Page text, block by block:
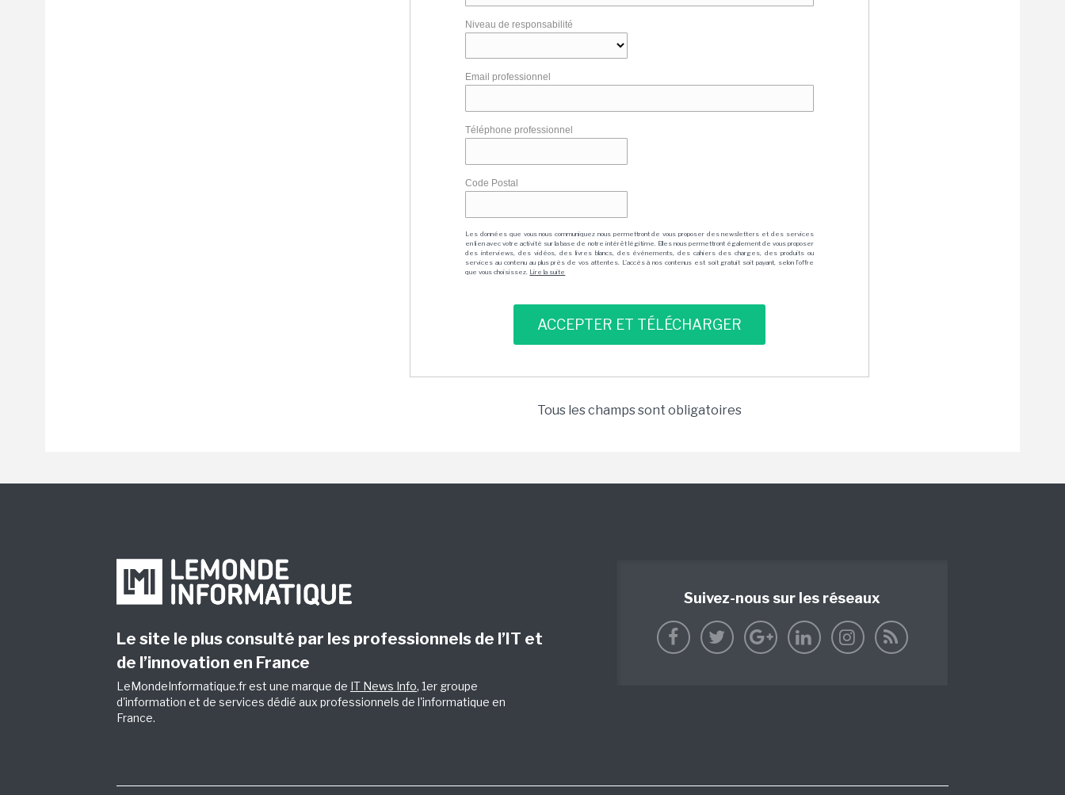
Niveau de responsabilité
Email professionnel
Téléphone professionnel
Code Postal
Les données que vous nous communiquez nous permettront de vous proposer des newsletters et des services
en lien avec votre activité sur la base de notre intérêt légitime. Elles nous permettront également de vous proposer
des interviews, des vidéos, des livres blancs, des événements, des cahiers des charges, des produits ou
services au contenu au plus près de vos attentes. L'accès à nos contenus est soit gratuit soit payant, selon l'offre
que vous choisissez. Lire la suite
Tous les champs sont obligatoires
Le site le plus consulté par les professionnels de l’IT et
de l’innovation en France
LeMondeInformatique.fr est une marque de IT News Info, 1er groupe
d'information et de services dédié aux professionnels de l'informatique en
France.
Suivez-nous sur les réseaux